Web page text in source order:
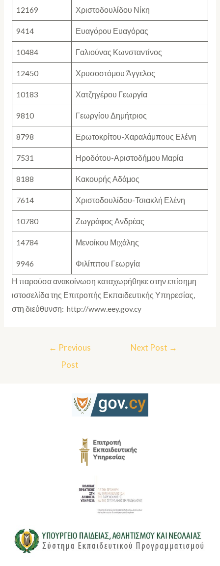
12169 Χριστοδουλίδου Νίκη
9414 Ευαγόρου Ευαγόρας
10484 Γαλιούνας Κωνσταντίνος
12450 Χρυσοστόμου Άγγελος
10183 Χατζηγέρου Γεωργία
9810 Γεωργίου Δημήτριος
8798 Ερωτοκρίτου-Χαραλάμπους Ελένη
7531 Ηροδότου-Αριστοδήμου Μαρία
8188 Κακουρής Αδάμος
7614 Χριστοδουλίδου-Τσιακλή Ελένη
10780 Ζωγράφος Ανδρέας
14784 Μενοίκου Μιχάλης
9946
Φιλίππου Γεωργία
Η παρούσα ανακοίνωση καταχωρήθηκε στην επίσημη
ιστοσελίδα της Επιτροπής Εκπαιδευτικής Υπηρεσίας,
στη διεύθυνση: http://www.eey.gov.cy
← Previous
Post
Next Post →